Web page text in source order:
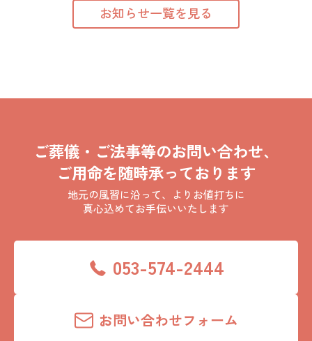
お知らせ一覧を見る
ご葬儀・ご法事等のお問い合わせ、
ご用命を随時承っております
地元の風習に沿って、よりお値打ちに
真心込めてお手伝いいたします
053-574-2444
お問い合わせフォーム